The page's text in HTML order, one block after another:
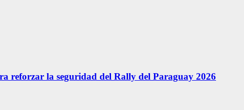
reforzar la seguridad del Rally del Paraguay 2026